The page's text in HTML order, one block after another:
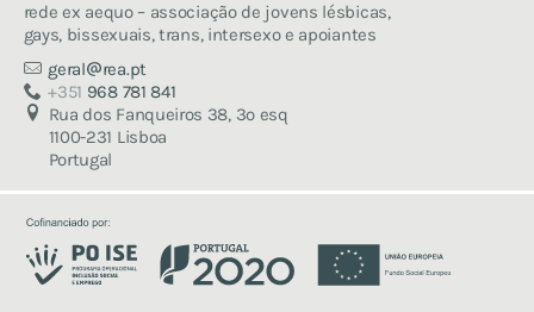
rede ex aequo – associação de jovens lésbicas,
gays, bissexuais, trans, intersexo e apoiantes
geral
rea.pt
+351 968 781 841
Rua dos Fanqueiros 38, 3º esq
1100-231 Lisboa
Portugal